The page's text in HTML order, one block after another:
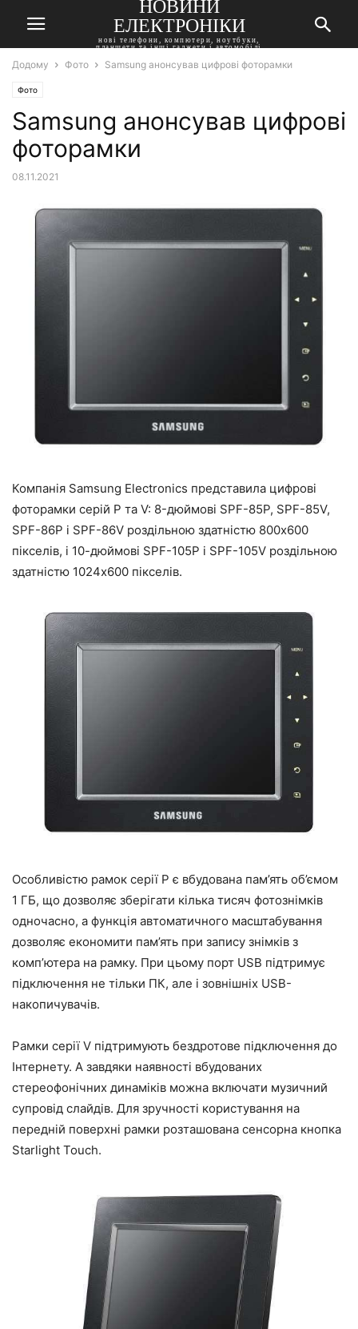
НОВИНИ
ЕЛЕКТРОНІКИ
нові телефони, компютери, ноутбуки,
планшети та інші гаджети і автомобілі
Додому Фото Samsung анонсував цифрові фоторамки
Фото
Samsung анонсував цифрові
фоторамки
08.11.2021
Компанія Samsung Electronics представила цифрові
фоторамки серій Р та V: 8-дюймові SPF-85Р, SPF-85V,
SPF-86Р і SPF-86V роздільною здатністю 800х600
пікселів, і 10-дюймові SPF-105Р і SPF-105V роздільною
здатністю 1024х600 пікселів.
Особливістю рамок серії Р є вбудована пам’ять об’ємом
1 ГБ, що дозволяє зберігати кілька тисяч фотознімків
одночасно, а функція автоматичного масштабування
дозволяє економити пам’ять при запису знімків з
комп’ютера на рамку. При цьому порт USB підтримує
підключення не тільки ПК, але і зовнішніх USB-
накопичувачів.
Рамки серії V підтримують бездротове підключення до
Інтернету. А завдяки наявності вбудованих
стереофонічних динаміків можна включати музичний
супровід слайдів. Для зручності користування на
передній поверхні рамки розташована сенсорна кнопка
Starlight Touch.